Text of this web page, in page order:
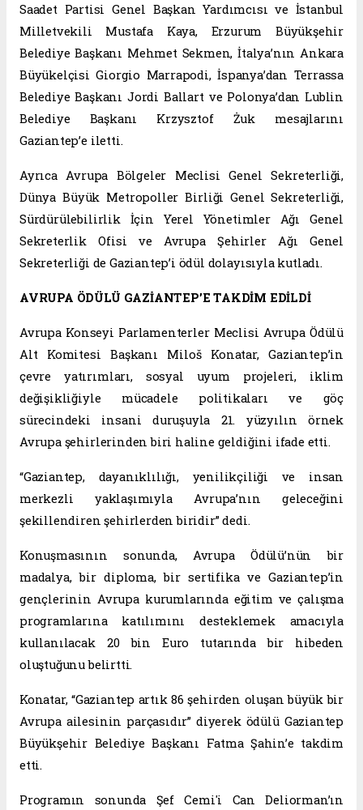
Saadet Partisi Genel Başkan Yardımcısı ve İstanbul
Milletvekili Mustafa Kaya, Erzurum Büyükşehir
Belediye Başkanı Mehmet Sekmen, İtalya’nın Ankara
Büyükelçisi Giorgio Marrapodi, İspanya’dan Terrassa
Belediye Başkanı Jordi Ballart ve Polonya’dan Lublin
Belediye Başkanı Krzysztof Żuk mesajlarını
Gaziantep’e iletti.
Ayrıca Avrupa Bölgeler Meclisi Genel Sekreterliği,
Dünya Büyük Metropoller Birliği Genel Sekreterliği,
Sürdürülebilirlik İçin Yerel Yönetimler Ağı Genel
Sekreterlik Ofisi ve Avrupa Şehirler Ağı Genel
Sekreterliği de Gaziantep’i ödül dolayısıyla kutladı.
AVRUPA ÖDÜLÜ GAZİANTEP’E TAKDİM EDİLDİ
Avrupa Konseyi Parlamenterler Meclisi Avrupa Ödülü
Alt Komitesi Başkanı Miloš Konatar, Gaziantep’in
çevre yatırımları, sosyal uyum projeleri, iklim
değişikliğiyle mücadele politikaları ve göç
sürecindeki insani duruşuyla 21. yüzyılın örnek
Avrupa şehirlerinden biri haline geldiğini ifade etti.
“Gaziantep, dayanıklılığı, yenilikçiliği ve insan
merkezli yaklaşımıyla Avrupa’nın geleceğini
şekillendiren şehirlerden biridir” dedi.
Konuşmasının sonunda, Avrupa Ödülü’nün bir
madalya, bir diploma, bir sertifika ve Gaziantep’in
gençlerinin Avrupa kurumlarında eğitim ve çalışma
programlarına katılımını desteklemek amacıyla
kullanılacak 20 bin Euro tutarında bir hibeden
oluştuğunu belirtti.
Konatar, “Gaziantep artık 86 şehirden oluşan büyük bir
Avrupa ailesinin parçasıdır” diyerek ödülü Gaziantep
Büyükşehir Belediye Başkanı Fatma Şahin’e takdim
etti.
Programın sonunda Şef Cemi'i Can Deliorman’ın